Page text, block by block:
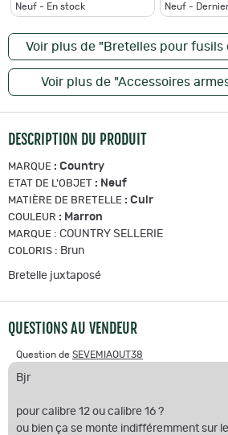
Neuf - En stock
Neuf -
Voir plus de "Bretelles pour fusils
Voir plus de "Accessoires
DESCRIPTION DU PRODUIT
MARQUE : Country
ETAT DE L'OBJET : Neuf
MATIÈRE DE BRETELLE : Cuir
COULEUR : Marron
MARQUE : COUNTRY SELLERIE
COLORIS : Brun
Bretelle juxtaposé
QUESTIONS AU VENDEUR
Question de SEVEMIAOUT38
Bjr
pour calibre 12 ou calibre 16 ?
ou bien ça se monte indifféremment sur